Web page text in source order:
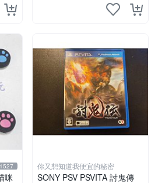
咪
你又想知道我便宜的秘密
SONY PSV PSVITA 討鬼傳